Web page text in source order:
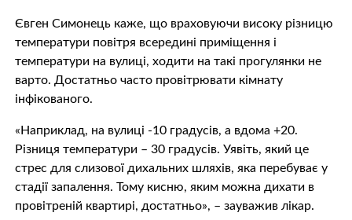
Євген Симонець каже, що враховуючи високу різницю
температури повітря всередині приміщення і
температури на вулиці, ходити на такі прогулянки не
варто. Достатньо часто провітрювати кімнату
інфікованого.
«Наприклад, на вулиці -10 градусів, а вдома +20.
Різниця температури – 30 градусів. Уявіть, який це
стрес для слизової дихальних шляхів, яка перебуває у
стадії запалення. Тому кисню, яким можна дихати в
провітреній квартирі, достатньо», – зауважив лікар.